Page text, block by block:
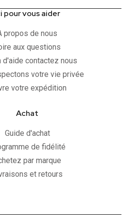
pour vous aider
propos de nous
aux questions
d'aide contactez nous
votre vie privée
votre expédition
Achat
Guide d'achat
de fidélité
par marque
et retours